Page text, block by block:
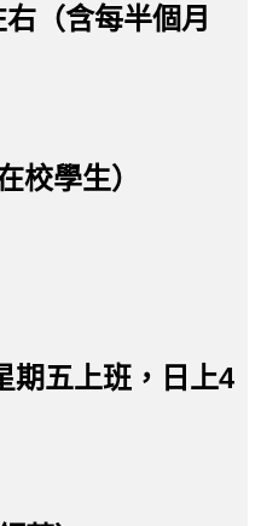
（含每半個月
校學生）
期五上班，日上4